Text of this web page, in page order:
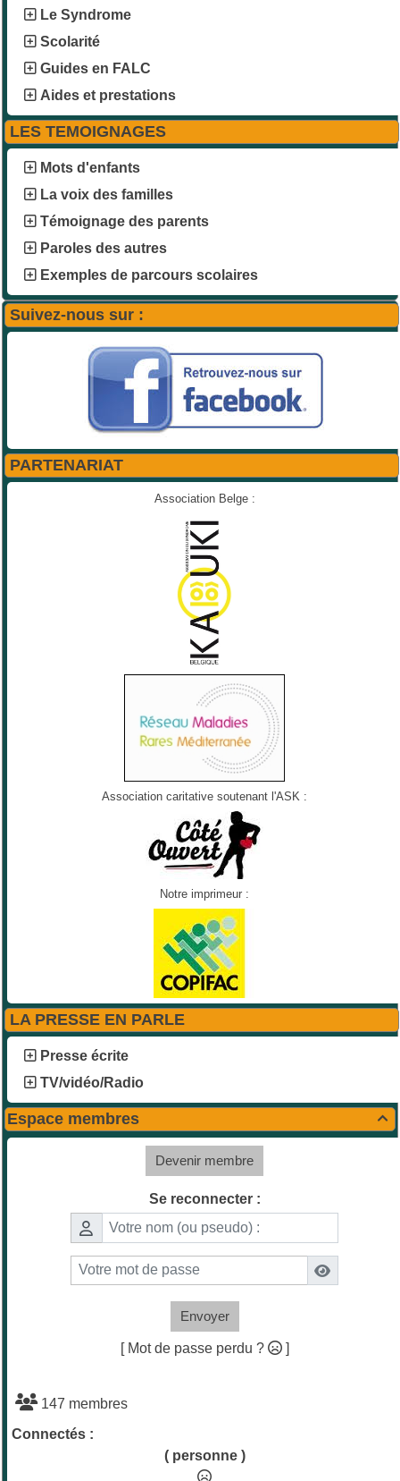
Le Syndrome
Scolarité
Guides en FALC
Aides et prestations
LES TEMOIGNAGES
Mots d'enfants
La voix des familles
Témoignage des parents
Paroles des autres
Exemples de parcours scolaires
Suivez-nous sur :
PARTENARIAT
Association Belge :
Association caritative soutenant l'ASK :
Notre imprimeur :
LA PRESSE EN PARLE
Presse écrite
TV/vidéo/Radio

Espace membres
Devenir membre
Se reconnecter :
Envoyer
[ Mot de passe perdu ? ]
147 membres
Connectés :
( personne )